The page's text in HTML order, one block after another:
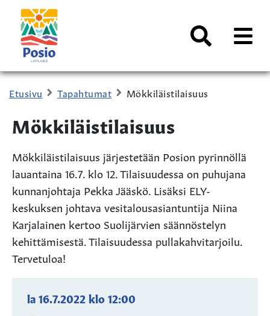
Siirry sisältöön
Kaupungin
logo
AVAA
Etusivu Tapahtumat Mökkiläistilaisuus
Mökkiläistilaisuus
Mökkiläistilaisuus järjestetään Posion pyrinnöllä
lauantaina 16.7. klo 12. Tilaisuudessa on puhujana
kunnanjohtaja Pekka Jääskö. Lisäksi ELY-
keskuksen johtava vesitalousasiantuntija Niina
Karjalainen kertoo Suolijärvien säännöstelyn
kehittämisestä. Tilaisuudessa pullakahvitarjoilu.
Tervetuloa!
la 16.7.2022 klo12:00